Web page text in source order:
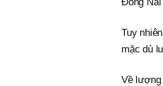
Tuy
mặc dù
Về lượng